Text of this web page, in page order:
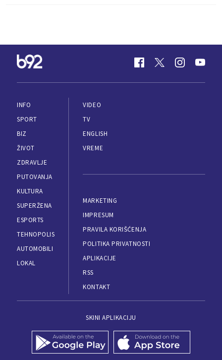
INFO
SPORT
BIZ
ŽIVOT
ZDRAVLJE
PUTOVANJA
KULTURA
SUPERŽENA
ESPORTS
TEHNOPOLIS
AUTOMOBILI
LOKAL
VIDEO
TV
ENGLISH
VREME
MARKETING
IMPRESUM
PRAVILA KORIŠĆENJA
POLITIKA PRIVATNOSTI
APLIKACIJE
RSS
KONTAKT
SKINI APLIKACIJU